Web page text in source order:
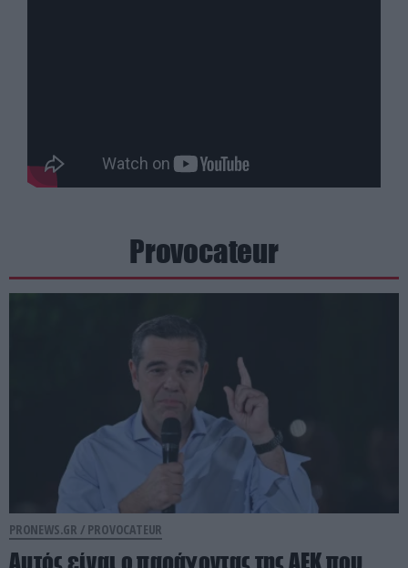
Provocateur
PRONEWS.GR / PROVOCATEUR
Αυτός είναι ο παράγοντας της ΑΕΚ που